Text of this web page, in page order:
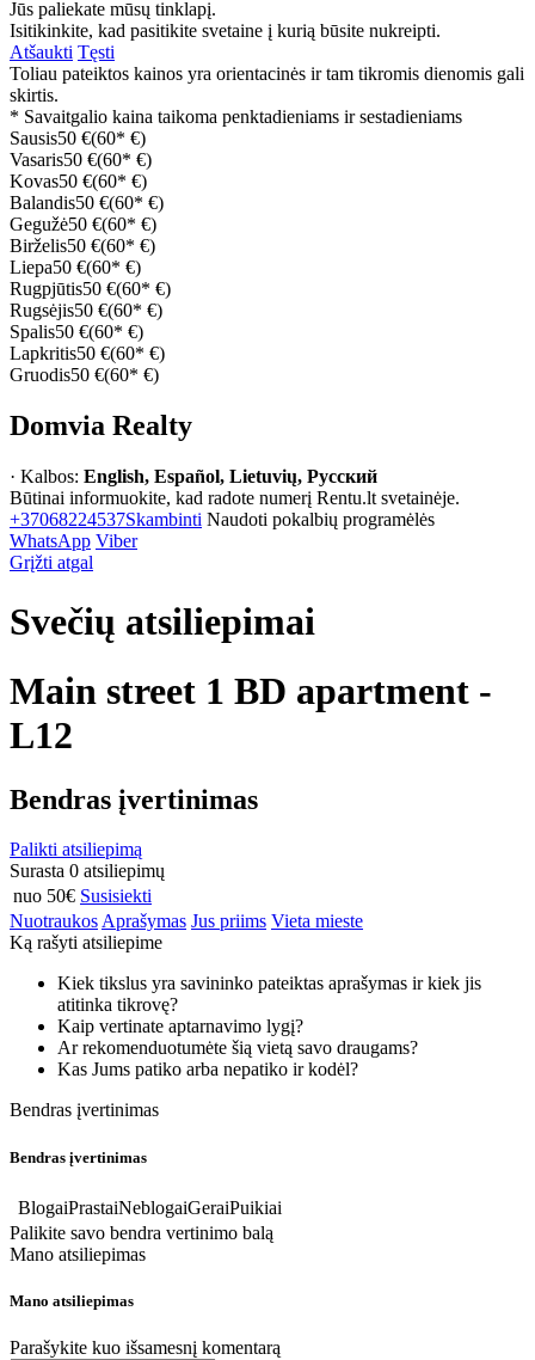
Jūs paliekate mūsų tinklapį.
Isitikinkite, kad pasitikite svetaine į kurią būsite nukreipti.
Atšaukti Tęsti
Toliau pateiktos kainos yra orientacinės ir tam tikromis dienomis gali
skirtis.
* Savaitgalio kaina taikoma penktadieniams ir sestadieniams
Sausis50 €(60* €)
Vasaris50 €(60* €)
Kovas50 €(60* €)
Balandis50 €(60* €)
Gegužė50 €(60* €)
Birželis50 €(60* €)
Liepa50 €(60* €)
Rugpjūtis50 €(60* €)
Rugsėjis50 €(60* €)
Spalis50 €(60* €)
Lapkritis50 €(60* €)
Gruodis50 €(60* €)
Domvia Realty
· Kalbos: English, Español, Lietuvių, Русский
Būtinai informuokite, kad radote numerį Rentu.lt svetainėje.
+37068224537Skambinti Naudoti pokalbių programėlės
WhatsApp Viber
Grįžti atgal
Svečių atsiliepimai
Main street 1 BD apartment -
L12
Bendras įvertinimas
Palikti atsiliepimą
Surasta 0 atsiliepimų
nuo 50€ Susisiekti
NuotraukosAprašymas Jus priims Vieta mieste
Ką rašyti atsiliepime
Kiek tikslus yra savininko pateiktas aprašymas ir kiek jis
atitinka tikrovę?
Kaip vertinate aptarnavimo lygį?
Ar rekomenduotumėte šią vietą savo draugams?
Kas Jums patiko arba nepatiko ir kodėl?
Bendras įvertinimas
Bendras įvertinimas
BlogaiPrastaiNeblogaiGeraiPuikiai
Palikite savo bendra vertinimo balą
Mano atsiliepimas
Mano atsiliepimas
Parašykite kuo išsamesnį komentarą